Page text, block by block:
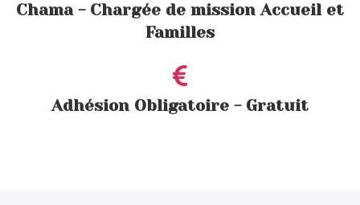
Chama - Chargée de mission Accueil et
Familles
Adhésion Obligatoire - Gratuit